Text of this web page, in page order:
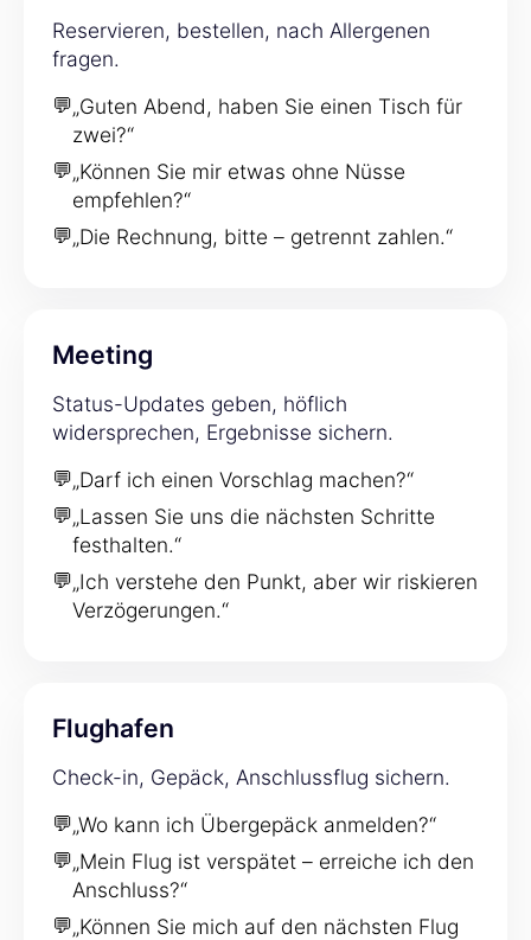
Reservieren, bestellen, nach Allergenen
fragen.
💬„Guten Abend, haben Sie einen Tisch für
zwei?“
💬„Können Sie mir etwas ohne Nüsse
empfehlen?“
💬„Die Rechnung, bitte – getrennt zahlen.“
Meeting
Status-Updates geben, höflich
widersprechen, Ergebnisse sichern.
💬„Darf ich einen Vorschlag machen?“
💬„Lassen Sie uns die nächsten Schritte
festhalten.“
💬„Ich verstehe den Punkt, aber wir riskieren
Verzögerungen.“
Flughafen
Check-in, Gepäck, Anschlussflug sichern.
💬„Wo kann ich Übergepäck anmelden?“
💬„Mein Flug ist verspätet – erreiche ich den
Anschluss?“
💬„Können Sie mich auf den nächsten Flug